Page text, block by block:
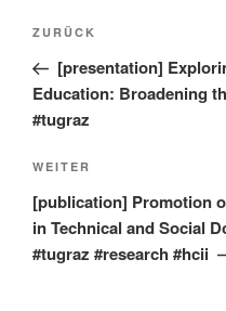
Beitragsnavigation
Vorheriger
Beitrag
ZURÜCK
[presentation]
Education: Broadening
#tugraz
Nächster
Beitrag
WEITER
[publication] Promotion
in Technical and Social
#tugraz #research #hcii